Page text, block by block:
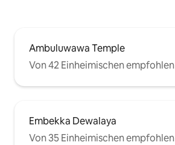
Ambuluwawa Temple
Von 42 Einheimischen empfohlen
Embekka Dewalaya
Von 35 Einheimischen empfohlen